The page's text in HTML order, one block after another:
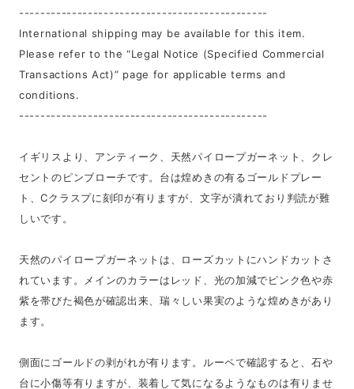
-----------------------------------------------
International shipping may be available for this item.
Please refer to the “Legal Notice (Specified Commercial
Transactions Act)” page for applicable terms and
conditions.
-----------------------------------------------
イギリスより、アンティーク、天然パイロープガーネット、クレ
セントのピンブローチです。台は煌めきの有るゴールドプレー
ト、Cクラスプに刻印が有りますが、文字が潰れており判読が難
しいです。
天然のパイロープガーネットは、ローズカットにハンドカットさ
れています。メインのカラーはレッド、光の加減でピンク色や赤
紫を帯びた褐色が確認出来、瑞々しい果実のような煌めきがあり
ます。
側面にゴールドの剥がれが有ります。ルーペで確認すると、石や
台に小傷等有りますが、装着して気になるようなものは有りませ